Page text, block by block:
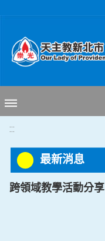
:::
最新消息
跨領域教學活動分享